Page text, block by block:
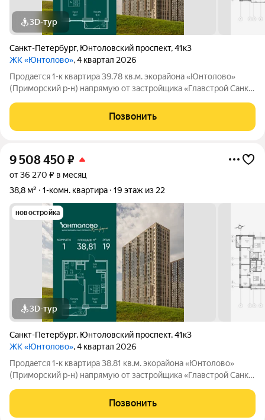
3D-тур
Санкт-Петербург, Юнтоловский проспект,41к3
ЖК «Юнтолово», 4 квартал 2026
Продаeтся 1-к квартира 39.78 кв.м. экорайона «Юнтолово»
(Приморский р-н) напрямую от застройщика «Главстрой Санкт-
и спецпредложения. Стоимость квартиры в объявлении
указaнa co cкидкой. О
Позвонить
9 508 450 ₽
от 36 270 ₽ в месяц
38,8 м²
1-комн. квартира 19 этаж из 22
новостройка
3D-тур
Санкт-Петербург, Юнтоловский проспект,41к3
ЖК «Юнтолово», 4 квартал 2026
Продаeтся 1-к квартира 38.81 кв.м. экорайона «Юнтолово»
(Приморский р-н) напрямую от застройщика «Главстрой Санкт-
и спецпредложения. Стоимость квартиры в объявлении
указaнa co cкидкой. О
Позвонить